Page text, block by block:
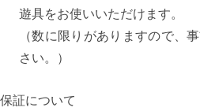
遊具をお使いいただけます。
（数に限りがありますので、
さい。）
保証について